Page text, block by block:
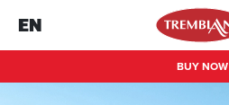
EN
BUY NOW